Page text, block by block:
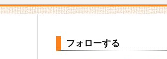
フォローする